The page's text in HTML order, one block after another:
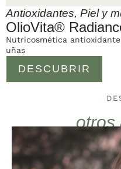
Antioxidantes, Piel y
OlioVita®
DESCUBRIR
Nutricosmética
uñas
otros